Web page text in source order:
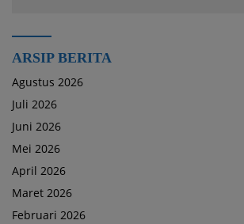
ARSIP BERITA
Agustus 2026
Juli 2026
Juni 2026
Mei 2026
April 2026
Maret 2026
Februari 2026